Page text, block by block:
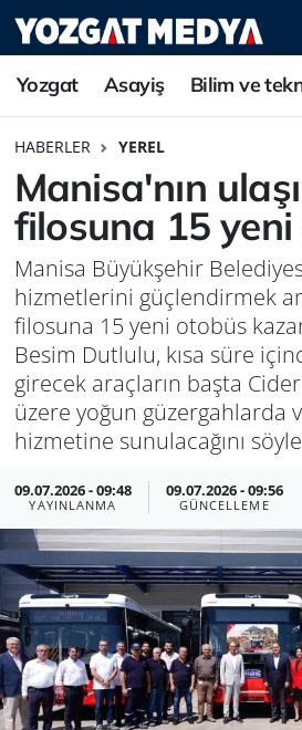
Yozgat Asayiş Bilim ve
HABERLER YEREL
Manisa'nın
filosuna 15
Manisa Büyükşehir
hizmetlerini güçlendirmek
filosuna 15 yeni otobüs
Besim Dutlulu, kısa süre
girecek araçların başta
üzere yoğun güzergahlarda
hizmetine sunulacağını
09.07.2026 - 09:48
YAYINLANMA
09.07.2026 - 09:56
GÜNCELLEME